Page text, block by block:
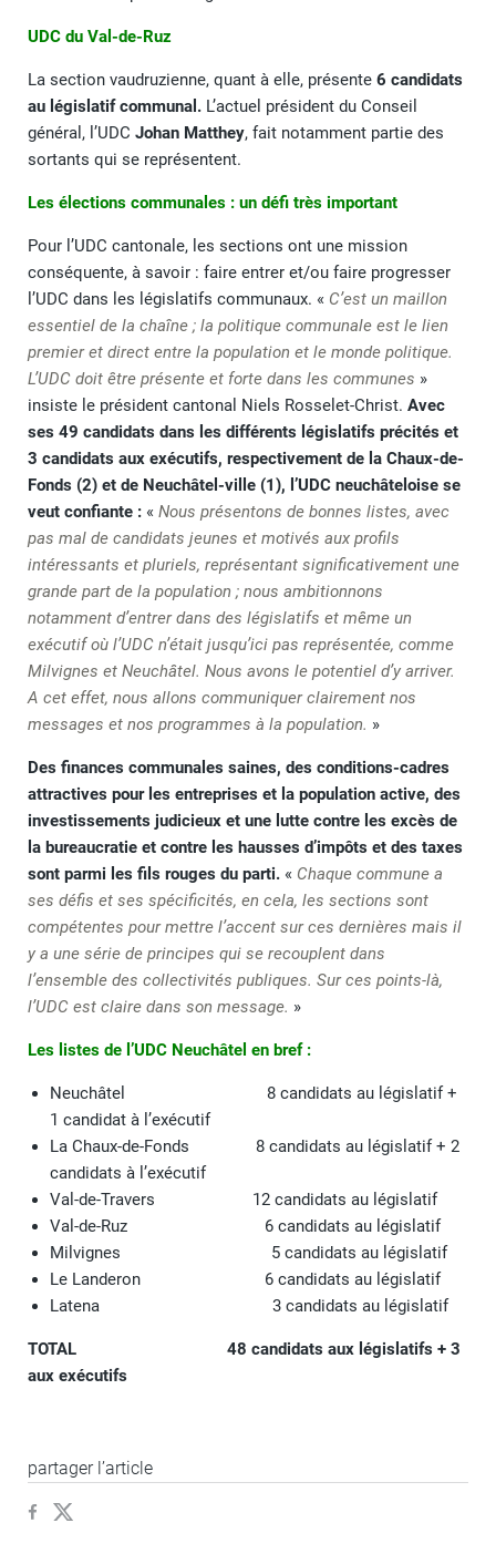
UDC du Val-de-Ruz
La section vaudruzienne, quant à elle, présente 6 candidats
au législatif communal. L’actuel président du Conseil
général, l’UDC Johan Matthey, fait notamment partie des
sortants qui se représentent.
Les élections communales : un défi très important
Pour l’UDC cantonale, les sections ont une mission
conséquente, à savoir : faire entrer et/ou faire progresser
l’UDC dans les législatifs communaux. « C’est un maillon
essentiel de la chaîne ; la politique communale est le lien
premier et direct entre la population et le monde politique.
L’UDC doit être présente et forte dans les communes »
insiste le président cantonal Niels Rosselet-Christ. Avec
ses 49 candidats dans les différents législatifs précités et
3 candidats aux exécutifs, respectivement de la Chaux-de-
Fonds (2) et de Neuchâtel-ville (1), l’UDC neuchâteloise se
veut confiante : « Nous présentons de bonnes listes, avec
pas mal de candidats jeunes et motivés aux profils
intéressants et pluriels, représentant significativement une
grande part de la population ; nous ambitionnons
notamment d’entrer dans des législatifs et même un
exécutif où l’UDC n’était jusqu’ici pas représentée, comme
Milvignes et Neuchâtel. Nous avons le potentiel d’y arriver.
A cet effet, nous allons communiquer clairement nos
messages et nos programmes à la population. »
Des finances communales saines, des conditions-cadres
attractives pour les entreprises et la population active, des
investissements judicieux et une lutte contre les excès de
la bureaucratie et contre les hausses d’impôts et des taxes
sont parmi les fils rouges du parti. « Chaque commune a
ses défis et ses spécificités, en cela, les sections sont
compétentes pour mettre l’accent sur ces dernières mais il
y a une série de principes qui se recouplent dans
l’ensemble des collectivités publiques. Sur ces points-là,
l’UDC est claire dans son message. »
Les listes de l’UDC Neuchâtel en bref :
Neuchâtel 8 candidats au législatif +
1 candidat à l’exécutif
La Chaux-de-Fonds 8 candidats au législatif + 2
candidats à l’exécutif
Val-de-Travers 12 candidats au législatif
Val-de-Ruz 6 candidats au législatif
Milvignes 5 candidats au législatif
Le Landeron 6 candidats au législatif
Latena 3 candidats au législatif
TOTAL 48 candidats aux législatifs + 3
aux exécutifs
partager l’article